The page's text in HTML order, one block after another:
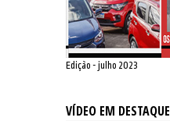
Edição - julho 2023
VÍDEO EM DESTAQUE